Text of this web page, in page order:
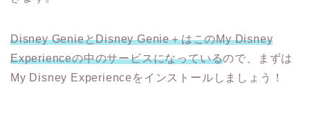
Disney GenieとDisney Genie＋はこのMy Disney
Experienceの中のサービスになっているので、まずは
My Disney Experienceをインストールしましょう！